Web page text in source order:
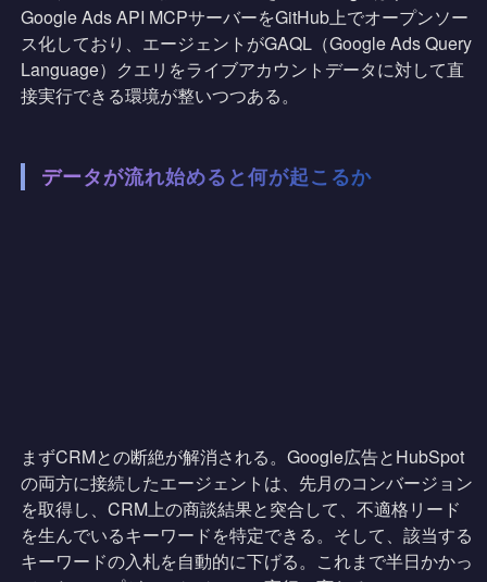
Google Ads API MCPサーバーをGitHub上でオープンソー
ス化しており、エージェントがGAQL（Google Ads Query
Language）クエリをライブアカウントデータに対して直
接実行できる環境が整いつつある。
データが流れ始めると何が起こるか
まずCRMとの断絶が解消される。Google広告とHubSpot
の両方に接続したエージェントは、先月のコンバージョン
を取得し、CRM上の商談結果と突合して、不適格リード
を生んでいるキーワードを特定できる。そして、該当する
キーワードの入札を自動的に下げる。これまで半日かかっ